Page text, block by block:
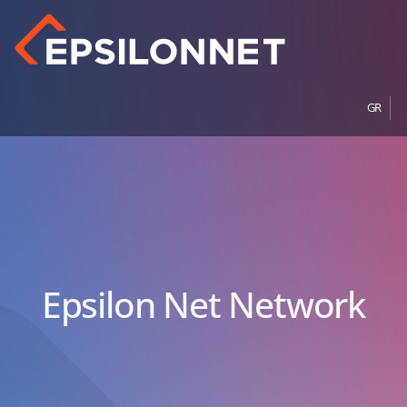
GR
Epsilon Net Network